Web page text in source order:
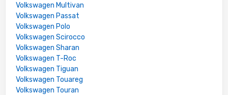
Volkswagen Multivan
Volkswagen Passat
Volkswagen Polo
Volkswagen Scirocco
Volkswagen Sharan
Volkswagen T-Roc
Volkswagen Tiguan
Volkswagen Touareg
Volkswagen Touran